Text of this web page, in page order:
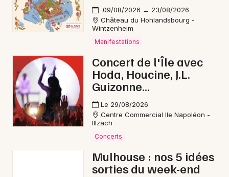
09/08/2026 → 23/08/2026
Château du Hohlandsbourg -
Wintzenheim
Manifestations
Concert de l'Île avec
Hoda, Houcine, J.L.
Guizonne...
Le 29/08/2026
Centre Commercial Ile Napoléon -
Illzach
Concerts
Mulhouse : nos 5 idées
sorties du week-end